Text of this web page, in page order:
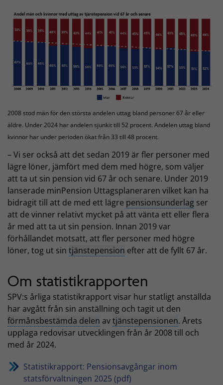
2008 stod män för den största andelen uttag bland personer 67 år eller
äldre. Under 2024 har andelen sjunkit till 52 procent. Andelen uttag bland
kvinnor har under perioden ökat från 33 till 48 procent.
– Vi ser också att det sedan 2019 är fler personer med
lägre löner, jämfört med dem med högre, som väljer
att ta ut sin pension vid 67 år och senare. Under 2019
lanserade minPension Uttagsplaneraren vilket kan ha
bidragit till att de med ett lägre pensionsunderlag ser
att de vinner relativt mycket på att vänta ett eller flera
år med att ta ut sin pension. Innan 2019 var
förhållandet motsatt, att fler personer med högre
löner, tog ut sin tjänstepension efter att de fyllt 67 år.
Om statistikrapporten
SPV:s årliga statistikrapport visar hur statligt anställda
har avgått från sin anställning och tagit ut den
förmånsbestämda delen avtjänstepensionen. Årets
upplaga redovisar utvecklingen från år 2008 till och
med år 2024.
Statistikrapport: Pensionsavgångar inom
statsförvaltningen 2025 (pdf)